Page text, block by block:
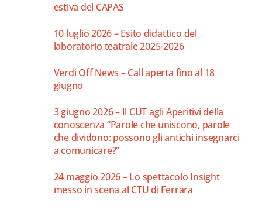
estiva del CAPAS
10 luglio 2026 – Esito didattico del
laboratorio teatrale 2025-2026
Verdi Off News – Call aperta fino al 18
giugno
3 giugno 2026 – Il CUT agli Aperitivi della
conoscenza “Parole che uniscono, parole
che dividono: possono gli antichi insegnarci
a comunicare?”
24 maggio 2026 – Lo spettacolo Insight
messo in scena al CTU di Ferrara